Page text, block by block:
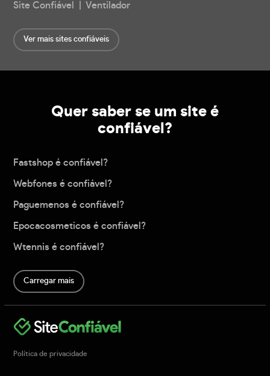
Site Confiável | Ventilador
Ver mais sites confiáveis
Quer saber se um site é
confiável?
Fastshop é confiável?
Webfones é confiável?
Paguemenos é confiável?
Epocacosmeticos é confiável?
Wtennis é confiável?
Carregar mais
Política de privacidade